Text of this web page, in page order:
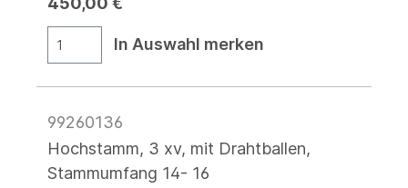
In Auswahl merken
99260136
Hochstamm, 3 xv, mit Drahtballen,
Stammumfang 14- 16